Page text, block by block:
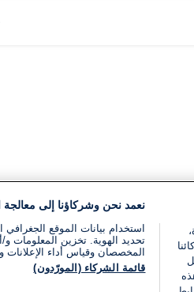
نعمد نحن وشركاؤنا إلى معالجة
استخدام بيانات الموقع
تحديد الهوية. تخزين المعلومات
المخصصان وقياس أداء
قائمة الشركاء (المورّدون)